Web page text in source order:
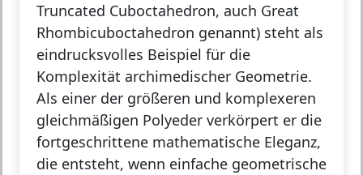
Truncated Cuboctahedron, auch Great
Rhombicuboctahedron genannt) steht als
eindrucksvolles Beispiel für die
Komplexität archimedischer Geometrie.
Als einer der größeren und komplexeren
gleichmäßigen Polyeder verkörpert er die
fortgeschrittene mathematische Eleganz,
die entsteht, wenn einfache geometrische